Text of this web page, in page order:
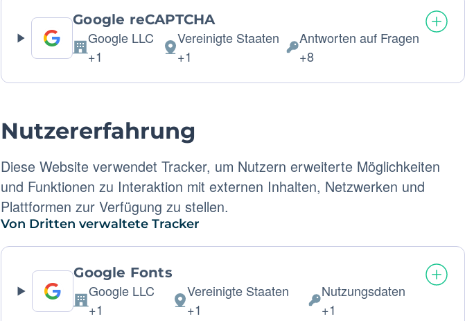
Google reCAPTCHA
Firma:
Google LLC
+1
Verarbeitungsort:
Vereinigte Staaten
+1
Verarbeitete
Antworten auf Fragen
+8
Nutzererfahrung
Diese Website verwendet Tracker, um Nutzern erweiterte Möglichkeiten
und Funktionen zu Interaktion mit externen Inhalten, Netzwerken und
Plattformen zur Verfügung zu stellen.
Von Dritten verwaltete Tracker
Google Fonts
Firma:
Google LLC
+1
Verarbeitungsort:
Vereinigte Staaten
+1
Verarbeitete
Nutzungsdaten
+1